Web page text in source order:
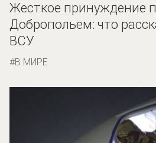
Жесткое принуждение
Добропольем: что
ВСУ
В МИРЕ